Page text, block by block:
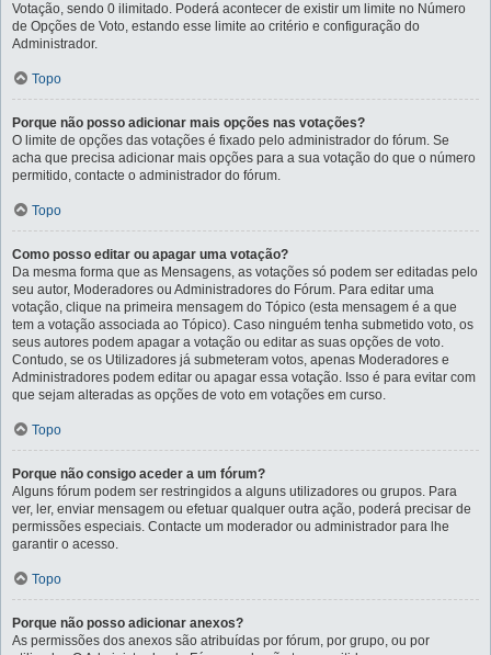
Votação, sendo 0 ilimitado. Poderá acontecer de existir um limite no Número
de Opções de Voto, estando esse limite ao critério e configuração do
Administrador.
Topo
Porque não posso adicionar mais opções nas votações?
O limite de opções das votações é fixado pelo administrador do fórum. Se
acha que precisa adicionar mais opções para a sua votação do que o número
permitido, contacte o administrador do fórum.
Topo
Como posso editar ou apagar uma votação?
Da mesma forma que as Mensagens, as votações só podem ser editadas pelo
seu autor, Moderadores ou Administradores do Fórum. Para editar uma
votação, clique na primeira mensagem do Tópico (esta mensagem é a que
tem a votação associada ao Tópico). Caso ninguém tenha submetido voto, os
seus autores podem apagar a votação ou editar as suas opções de voto.
Contudo, se os Utilizadores já submeteram votos, apenas Moderadores e
Administradores podem editar ou apagar essa votação. Isso é para evitar com
que sejam alteradas as opções de voto em votações em curso.
Topo
Porque não consigo aceder a um fórum?
Alguns fórum podem ser restringidos a alguns utilizadores ou grupos. Para
ver, ler, enviar mensagem ou efetuar qualquer outra ação, poderá precisar de
permissões especiais. Contacte um moderador ou administrador para lhe
garantir o acesso.
Topo
Porque não posso adicionar anexos?
As permissões dos anexos são atribuídas por fórum, por grupo, ou por